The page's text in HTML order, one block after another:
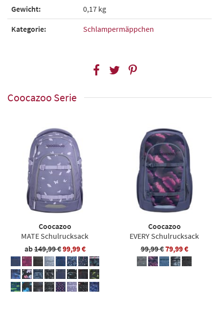
Gewicht: 0,17 kg
Kategorie: Schlampermäppchen
Coocazoo Serie
Coocazoo
MATE Schulrucksack
ab149,99 €99,99 €
Coocazoo
EVERY Schulrucksack
99,99 €79,99 €